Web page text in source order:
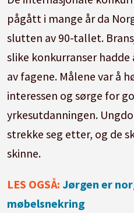
pågått i mange år da
slutten av 90-tallet.
slike konkurranser
av fagene. Målene var å
interessen og sørge for
yrkesutdanningen.
strekke seg etter, og de
skinne.
LES OGSÅ:Jørgen er
møbelsnekring